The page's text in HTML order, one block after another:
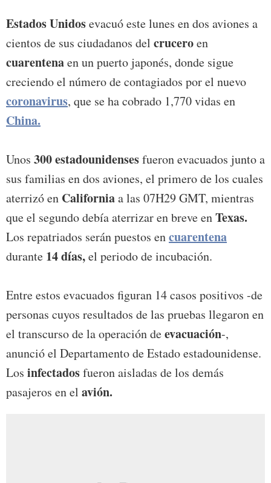
Estados Unidosevacuó este lunes en dos aviones a
cientos de sus ciudadanos del cruceroen
cuarentenaen un puerto japonés, donde sigue
creciendo el número de contagiados por el nuevo
coronavirus, que se ha cobrado 1,770 vidas en
China.
Unos 300 estadounidensesfueron evacuados junto a
sus familias en dos aviones, el primero de los cuales
aterrizó en Californiaa las 07H29 GMT, mientras
que el segundo debía aterrizar en breve enTexas.
Los repatriados serán puestos encuarentena
durante 14 días,el periodo de incubación.
Entre estos evacuados figuran 14 casos positivos -de
personas cuyos resultados de las pruebas llegaron en
el transcurso de la operación deevacuación-,
anunció el Departamento de Estado estadounidense.
Los infectadosfueron aisladas de los demás
pasajeros en el avión.